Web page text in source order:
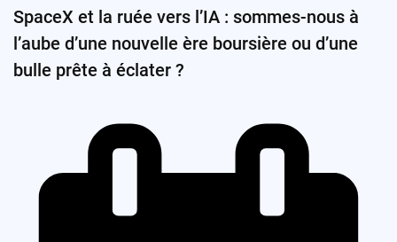
SpaceX et la ruée vers l’IA : sommes-nous à
l’aube d’une nouvelle ère boursière ou d’une
bulle prête à éclater ?